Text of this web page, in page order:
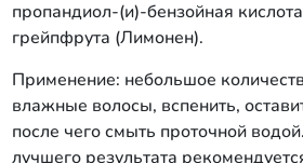
пропандиол-(и)-бензойная
грейпфрута (Лимонен).
Применение: небольшое
влажные волосы, вспенить,
после чего смыть проточной
лучшего результата